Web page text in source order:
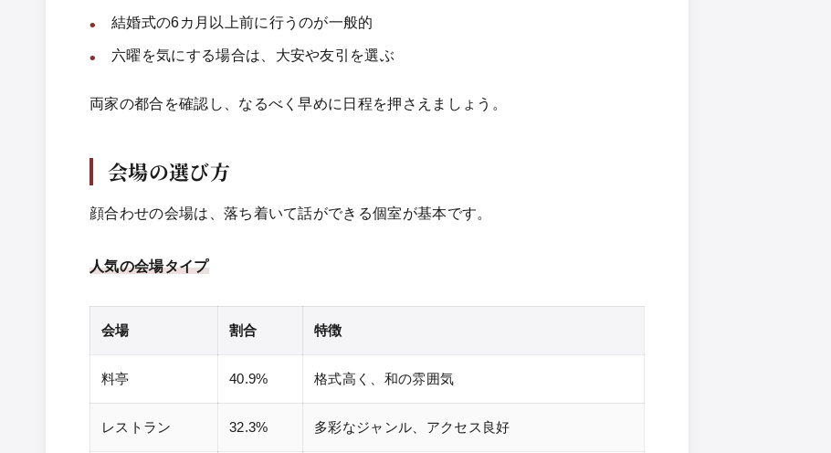
結婚式の6カ月以上前に行うのが一般的
六曜を気にする場合は、大安や友引を選ぶ
両家の都合を確認し、なるべく早めに日程を押さえましょう。
会場の選び方
顔合わせの会場は、落ち着いて話ができる個室が基本です。
人気の会場タイプ
会場 割合 特徴
料亭 40.9% 格式高く、和の雰囲気
レストラン 32.3% 多彩なジャンル、アクセス良好